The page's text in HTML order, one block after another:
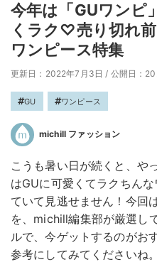
今年は「GUワンピ
くラク♡売り切れ
ワンピース特集
更新日：2022年7月3日 / 公開日：
GU ワンピース
michill ファッション
こうも暑い日が続くと、や
はGUに可愛くてラクちん
ていて見逃せません！今回
を、michill編集部が厳選し
ルで、今ゲットするのがお
参考にしてみてくださいね。